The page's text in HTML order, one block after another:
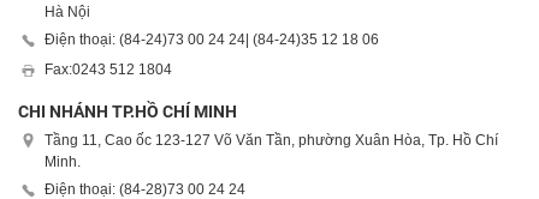
Hà Nội
Điện thoại: (84-24)73 00 24 24| (84-24)35 12 18 06
Fax:0243 512 1804
CHI NHÁNH TP.HỒ CHÍ MINH
Tầng 11, Cao ốc 123-127 Võ Văn Tần, phường Xuân Hòa, Tp. Hồ Chí
Minh.
Điện thoại: (84-28)73 00 24 24